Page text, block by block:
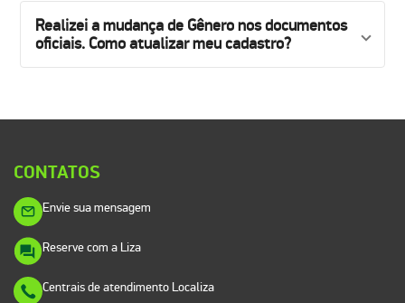
Realizei a mudança de Gênero nos documentos
oficiais. Como atualizar meu cadastro?
CONTATOS
Envie sua mensagem
Reserve com a Liza
Centrais de atendimento Localiza